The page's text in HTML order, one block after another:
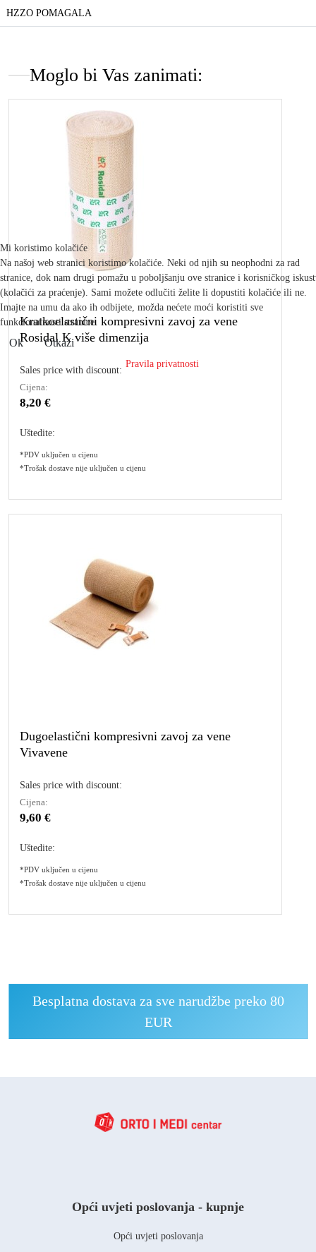
HZZO POMAGALA
Moglo bi Vas zanimati:
Kratkoelastični kompresivni zavoj za vene
Rosidal K više dimenzija
Sales price with discount:
Cijena:
8,20 €
Uštedite:
*PDV uključen u cijenu
*Trošak dostave nije uključen u cijenu
Dugoelastični kompresivni zavoj za vene
Vivavene
Sales price with discount:
Cijena:
9,60 €
Uštedite:
*PDV uključen u cijenu
*Trošak dostave nije uključen u cijenu
Besplatna dostava za sve narudžbe preko 80
EUR
Opći uvjeti poslovanja - kupnje
Opći uvjeti poslovanja
Mi koristimo kolačiće
Na našoj web stranici koristimo kolačiće. Neki od njih su neophodni za rad
stranice, dok nam drugi pomažu u poboljšanju ove stranice i korisničkog
(kolačići za praćenje). Sami možete odlučiti želite li dopustiti kolačiće ili ne.
Imajte na umu da ako ih odbijete, možda nećete moći koristiti sve
funkcionalnosti stranice.
Ok Otkaži
Pravila privatnosti